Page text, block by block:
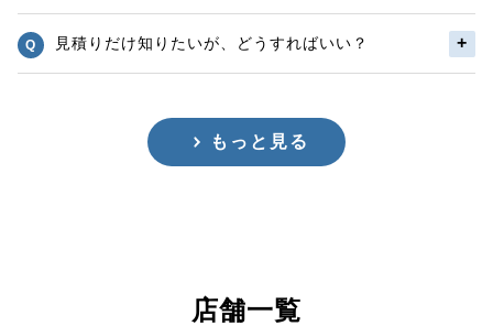
見積りだけ知りたいが、どうすればいい？
もっと見る
店舗一覧